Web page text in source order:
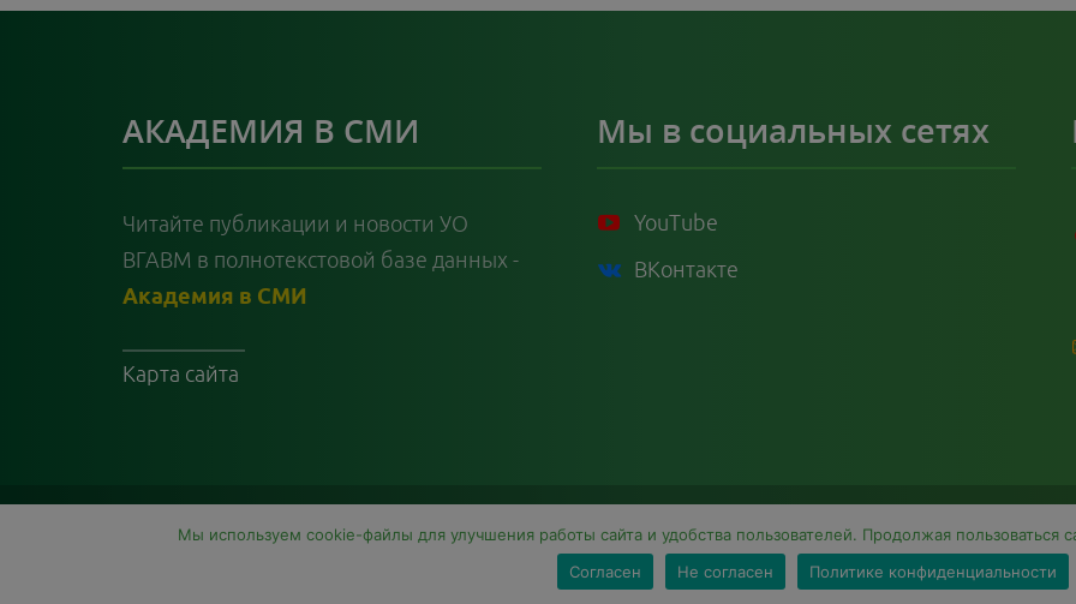
АКАДЕМИЯ В СМИ
Читайте публикации и новости УО
ВГАВМ в полнотекстовой базе данных -
Академия в СМИ
Карта сайта
Мы в социальных сетях
YouTube
ВКонтакте
© 2026 Библиотека УО ВГАВМ. Все права защищены.
Мы используем cookie-файлы для улучшения работы сайта и удобства пользователей. Продолжая пользоваться
Согласен
Не согласен Политике конфиденциальности